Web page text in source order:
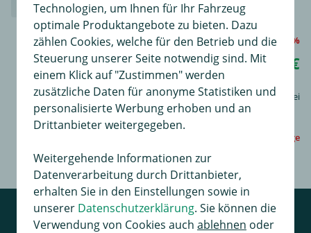
Sie sparen 24%
UVP125,00 € 94,99 €
inkl. 19% MwSt.,S Paket, versandkostenfrei
auf Anfrage
Technologien, um Ihnen für Ihr Fahrzeug
optimale Produktangebote zu bieten. Dazu
zählen Cookies, welche für den Betrieb und die
Steuerung unserer Seite notwendig sind. Mit
einem Klick auf "Zustimmen" werden
zusätzliche Daten für anonyme Statistiken und
personalisierte Werbung erhoben und an
Drittanbieter weitergegeben.
Weitergehende Informationen zur
Datenverarbeitung durch Drittanbieter,
erhalten Sie in den Einstellungen sowie in
unserer Datenschutzerklärung. Sie können die
Verwendung von Cookies auch ablehnen oder